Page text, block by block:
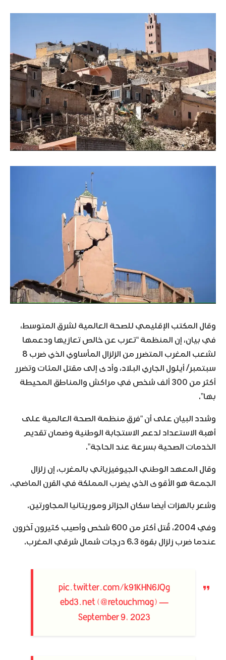
وقال المكتب الإقليمي للصحة العالمية لشرق المتوسط،
في بيان، إن المنظمة “تعرب عن خالص تعازيها ودعمها
لشعب المغرب المتضرر من الزلزال المأساوي الذي ضرب 8
سبتمبر/ أيلول الجاري البلاد، وأدى إلى مقتل المئات وتضرر
أكثر من 300 ألف شخص في مراكش والمناطق المحيطة
بها”.
وشدد البيان على أن “فرق منظمة الصحة العالمية على
أهبة الاستعداد لدعم الاستجابة الوطنية وضمان تقديم
الخدمات الصحية بسرعة عند الحاجة”.
وقال المعهد الوطني الجيوفيزيائي بالمغرب، إن زلزال
الجمعة هو الأقوى الذي يضرب المملكة في القرن الماضي.
وشعر بالهزات أيضا سكان الجزائر وموريتانيا المجاورتين.
وفي 2004، قُتل أكثر من 600 شخص وأصيب كثيرون آخرون
عندما ضرب زلزال بقوة 6.3 درجات شمال شرقي المغرب.
pic.twitter.com/k91KHN6JQg
— ebd3.net (@retouchmag)
September 9, 2023